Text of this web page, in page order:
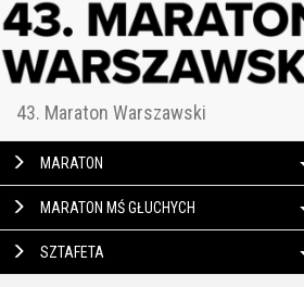
43. Maraton Warszawski
MARATON
MARATON MŚ GŁUCHYCH
SZTAFETA